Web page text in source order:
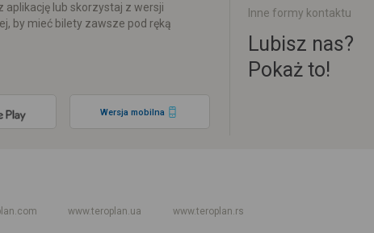
aplikację lub skorzystaj z wersji
by mieć bilety zawsze pod ręką
Wersja mobilna
Inne formy kontaktu
Lubisz nas?
Pokaż to!
www.teroplan.ua www.teroplan.rs